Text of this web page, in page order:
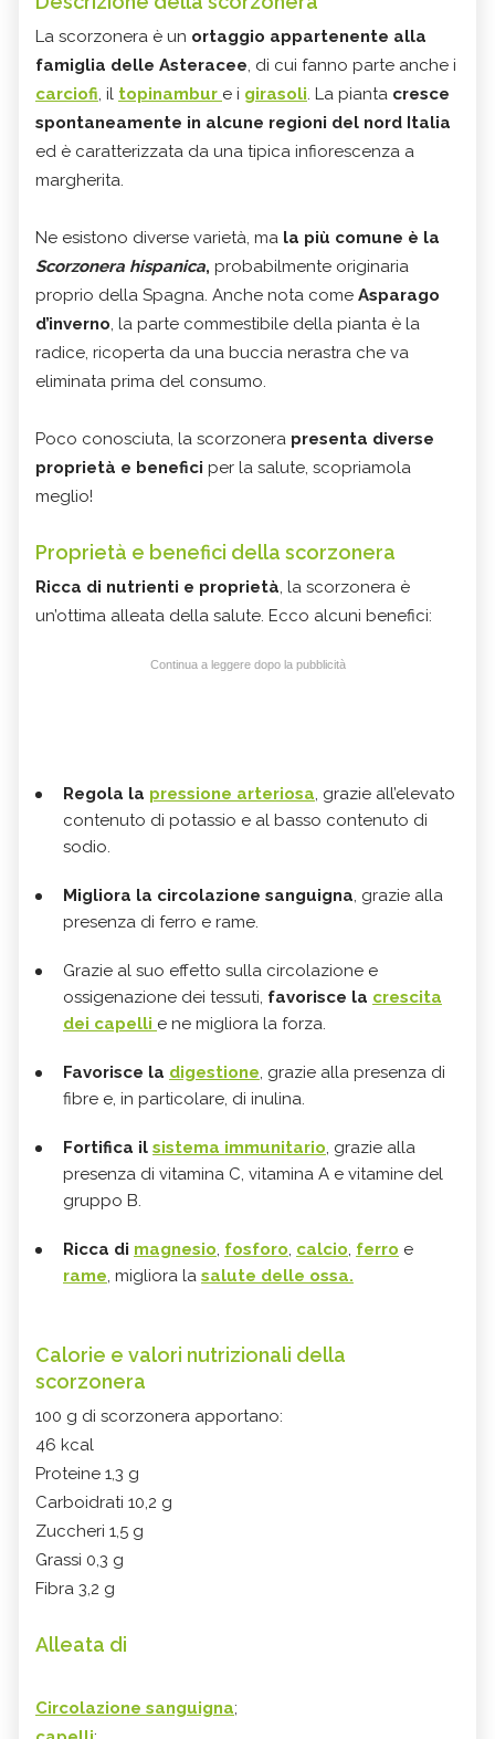
La scorzonera è un ortaggio appartenente alla
famiglia delle Asteracee, di cui fanno parte anche i
carciofi, il topinambur e i girasoli. La pianta cresce
spontaneamente in alcune regioni del nord Italia
ed è caratterizzata da una tipica infiorescenza a
margherita.
Ne esistono diverse varietà, ma la più comune è la
Scorzonera hispanica, probabilmente originaria
proprio della Spagna. Anche nota come Asparago
d’inverno, la parte commestibile della pianta è la
radice, ricoperta da una buccia nerastra che va
eliminata prima del consumo.
Poco conosciuta, la scorzonera presenta diverse
proprietà e benefici per la salute, scopriamola
meglio!
Proprietà e benefici della scorzonera
Ricca di nutrienti e proprietà, la scorzonera è
un’ottima alleata della salute. Ecco alcuni benefici:
Continua a leggere dopo la pubblicità
Regola la pressione arteriosa, grazie all’elevato
contenuto di potassio e al basso contenuto di
sodio.
Migliora la circolazione sanguigna, grazie alla
presenza di ferro e rame.
Grazie al suo effetto sulla circolazione e
ossigenazione dei tessuti, favorisce la crescita
dei capelli e ne migliora la forza.
Favorisce la digestione, grazie alla presenza di
fibre e, in particolare, di inulina.
Fortifica il sistema immunitario, grazie alla
presenza di vitamina C, vitamina A e vitamine del
gruppo B.
Ricca di magnesio, fosforo, calcio, ferro e
rame, migliora la salute delle ossa.
Calorie e valori nutrizionali della
scorzonera
100 g di scorzonera apportano:
46 kcal
Proteine 1,3 g
Carboidrati 10,2 g
Zuccheri 1,5 g
Grassi 0,3 g
Fibra 3,2 g
Alleata di
Circolazione sanguigna;